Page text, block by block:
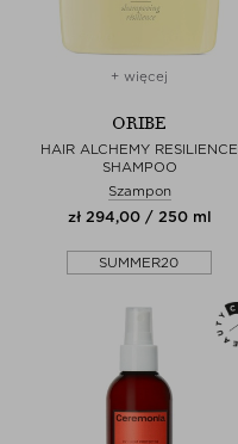
+ więcej
ORIBE
HAIR ALCHEMY RESILIENCE
SHAMPOO
Szampon
zł 294,00 / 250 ml
SUMMER20